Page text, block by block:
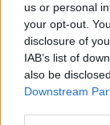
us or personal
your opt-out.
disclosure of
IAB’s list of
also be
Downstream